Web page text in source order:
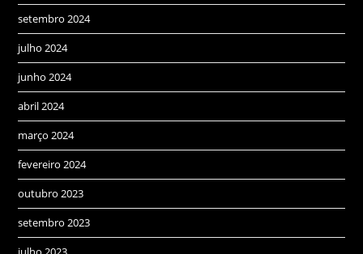
setembro 2024
julho 2024
junho 2024
abril 2024
março 2024
fevereiro 2024
outubro 2023
setembro 2023